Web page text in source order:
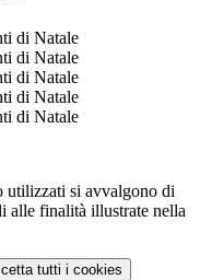
utilizzati si avvalgono di
alle finalità illustrate nella
tutti i cookies